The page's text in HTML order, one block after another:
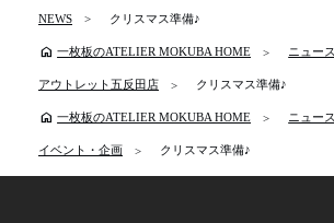
NEWS クリスマス準備♪
home 一枚板のATELIER MOKUBA HOME ニュー
アウトレット五反田店 クリスマス準備♪
home 一枚板のATELIER MOKUBA HOME ニュー
イベント・企画 クリスマス準備♪